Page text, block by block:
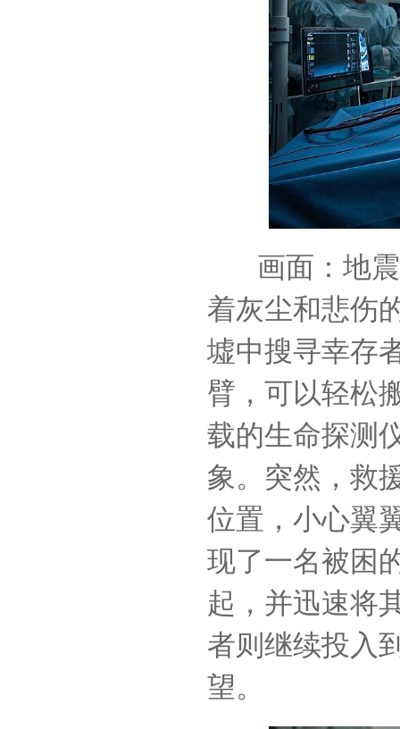
画面：地
着灰尘和悲伤
墟中搜寻幸存
臂，可以轻松
载的生命探测
象。突然，救
位置，小心翼
现了一名被困
起，并迅速将
者则继续投入
望。